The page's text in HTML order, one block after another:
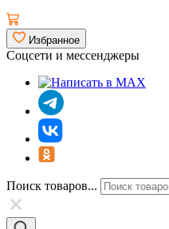
Избранное
Соцсети и мессенджеры
Поиск товаров...